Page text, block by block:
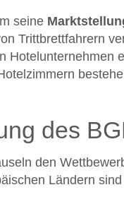
seine
Trittbrettfahrern
Hotelunternehmen
des
den
Ländern